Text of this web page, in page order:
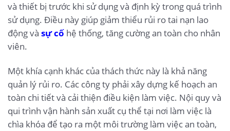
và thiết bị trước khi sử dụng và định kỳ trong quá trình
sử dụng. Điều này giúp giảm thiểu rủi ro tai nạn lao
động và sự cố hệ thống, tăng cường an toàn cho nhân
viên.
Một khía cạnh khác của thách thức này là khả năng
quản lý rủi ro. Các công ty phải xây dựng kế hoạch an
toàn chi tiết và cải thiện điều kiện làm việc. Nội quy và
qui trình vận hành sản xuất cụ thể tại nơi làm việc là
chìa khóa để tạo ra một môi trường làm việc an toàn,